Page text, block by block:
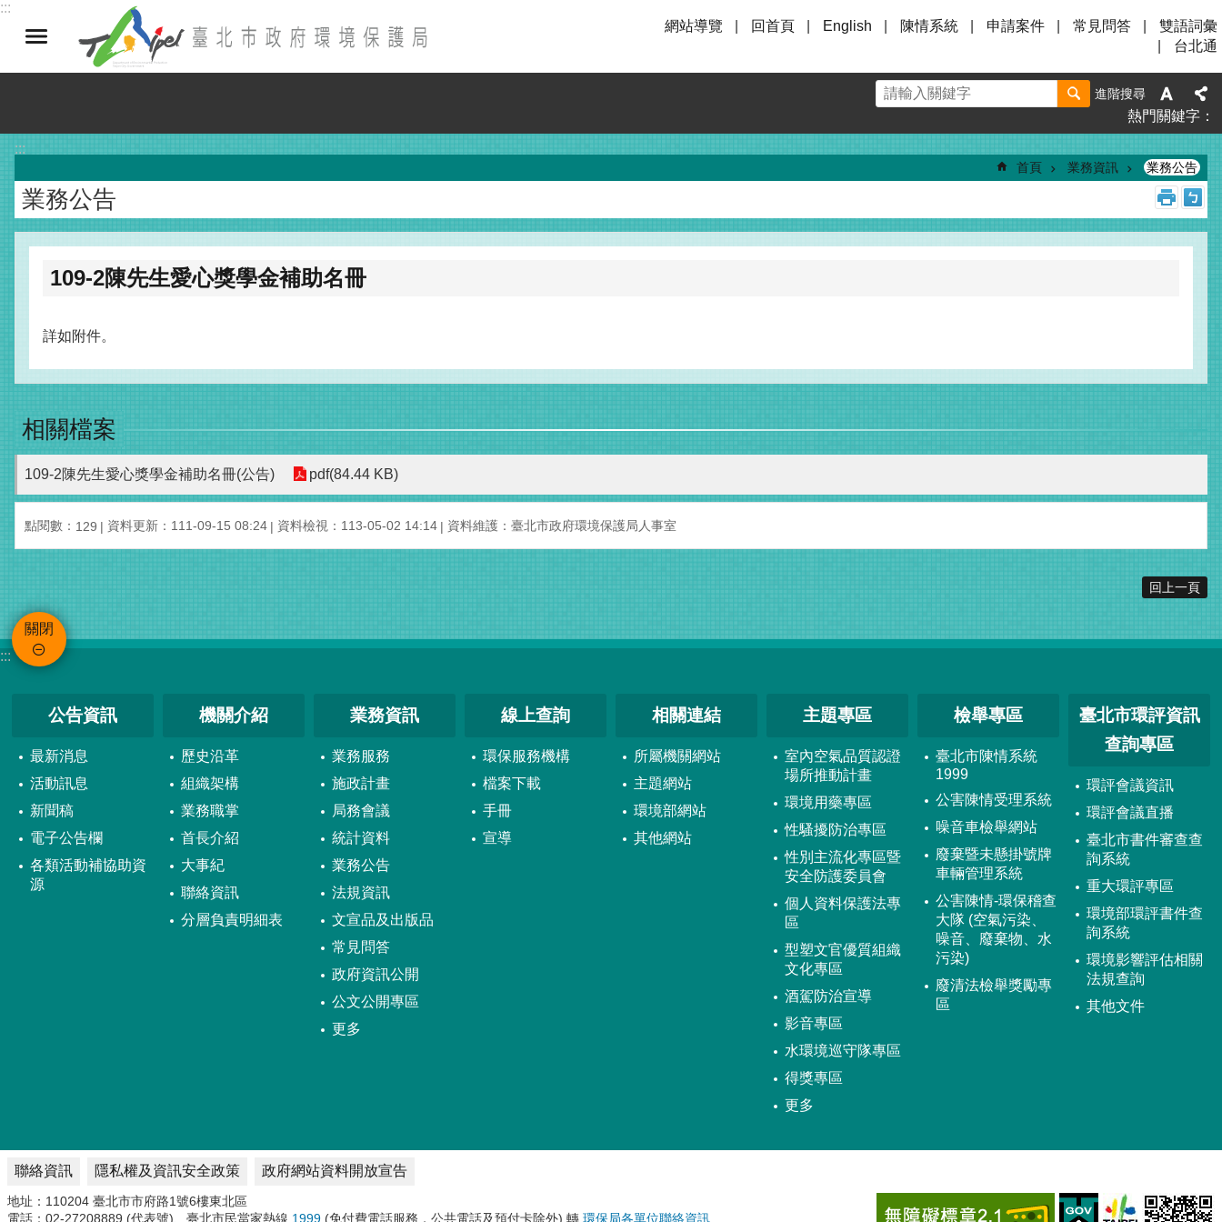
跳到主要內容區塊
:::
網站導覽
回首頁 English 陳情系統 申請案件 常見問答
雙語詞彙
台北通
進階搜尋
熱門關鍵字
:::
首頁 業務資訊 業務公告
業務公告
109-2陳先生愛心獎學金補助名冊
詳如附件。
相關檔案
109-2陳先生愛心獎學金補助名冊(公告) pdf(84.44 KB)
點閱數： 129 資料更新：111-09-15 08:24 資料檢視：113-05-02 14:14 資料維護：臺北市政府環境保護局人事室
回上一頁
關閉
:::
公告資訊
最新消息
活動訊息
新聞稿
電子公告欄
各類活動補協助資
源
機關介紹
歷史沿革
組織架構
業務職掌
首長介紹
大事紀
聯絡資訊
分層負責明細表
業務資訊
業務服務
施政計畫
局務會議
統計資料
業務公告
法規資訊
文宣品及出版品
常見問答
政府資訊公開
公文公開專區
更多
線上查詢
環保服務機構
檔案下載
手冊
宣導
相關連結
所屬機關網站
主題網站
環境部網站
其他網站
主題專區
室內空氣品質認證
場所推動計畫
環境用藥專區
性騷擾防治專區
性別主流化專區暨
安全防護委員會
個人資料保護法專
區
型塑文官優質組織
文化專區
酒駕防治宣導
影音專區
水環境巡守隊專區
得獎專區
更多
檢舉專區
臺北市陳情系統
1999
公害陳情受理系統
噪音車檢舉網站
廢棄暨未懸掛號牌
車輛管理系統
公害陳情-環保稽查
大隊 (空氣污染、
噪音、廢棄物、水
污染)
廢清法檢舉獎勵專
區
臺北市環評資訊
查詢專區
環評會議資訊
環評會議直播
臺北市書件審查查
詢系統
重大環評專區
環境部環評書件查
詢系統
環境影響評估相關
法規查詢
其他文件
聯絡資訊 隱私權及資訊安全政策 政府網站資料開放宣告
地址：110204 臺北市市府路1號6樓東北區
電話：02-27208889 (代表號)、臺北市民當家熱線 1999 (免付費電話服務，公共電話及預付卡除外) 轉 環保局各單位聯絡資訊